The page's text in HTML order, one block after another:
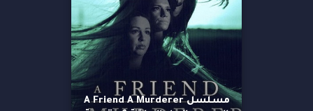
مسلسل A Friend A Murderer